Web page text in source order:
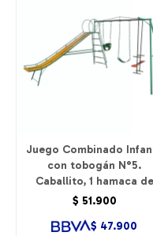
Juego Combinado
con tobogán N°5.
Caballito, 1 hamaca de
cincha y 1 hamaca de
$ 51.900
$ 47.900